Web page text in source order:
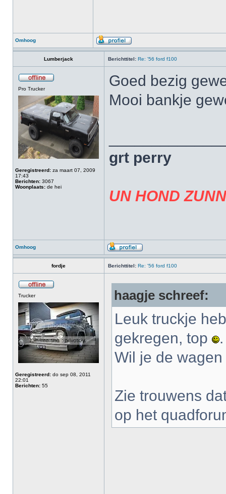
Omhoog
Lumberjack Berichttitel: Re: '56 ford f100
Pro Trucker
Geregistreerd: za maart 07, 2009
17:43
Berichten: 3067
Woonplaats: de hei
Goed bezig
Mooi bankje
grt perry
UN HOND
Omhoog
fordje Berichttitel: Re: '56 ford f100
Trucker
Geregistreerd: do sep 08, 2011
22:01
Berichten: 55
haagje schreef:
Leuk truckje
gekregen, top
.
Wil je de
Zie trouwens
op het